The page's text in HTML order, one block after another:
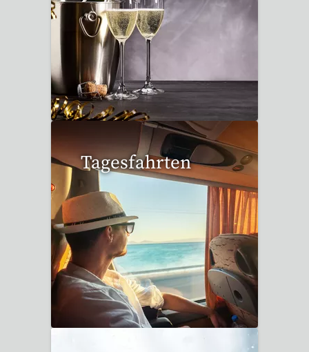
32 Reisen gefunden
Tagesfahrten
36 Reisen gefunden